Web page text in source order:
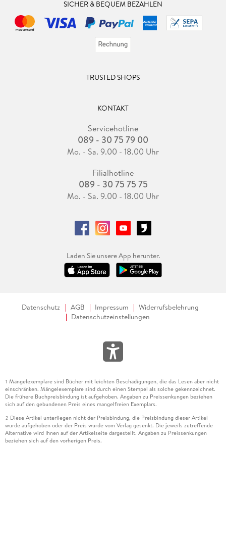
SICHER & BEQUEM BEZAHLEN
TRUSTED SHOPS
KONTAKT
Servicehotline
089 - 30 75 79 00
Mo. - Sa. 9.00 - 18.00 Uhr
Filialhotline
089 - 30 75 75 75
Mo. - Sa. 9.00 - 18.00 Uhr
Laden Sie unsere App herunter.
Datenschutz AGB Impressum
Widerrufsbelehrung
Datenschutzeinstellungen
1 Mängelexemplare sind Bücher mit leichten Beschädigungen, die das Lesen aber nicht
einschränken. Mängelexemplare sind durch einen Stempel als solche gekennzeichnet.
Die frühere Buchpreisbindung ist aufgehoben. Angaben zu Preissenkungen beziehen
sich auf den gebundenen Preis eines mangelfreien Exemplars.
2 Diese Artikel unterliegen nicht der Preisbindung, die Preisbindung dieser Artikel
wurde aufgehoben oder der Preis wurde vom Verlag gesenkt. Die jeweils zutreffende
Alternative wird Ihnen auf der Artikelseite dargestellt. Angaben zu Preissenkungen
beziehen sich auf den vorherigen Preis.